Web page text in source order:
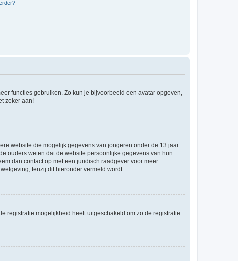
functies gebruiken. Zo kun je bijvoorbeeld een avatar opgeven,
zeker aan!
website die mogelijk gegevens van jongeren onder de 13 jaar
ouders weten dat de website persoonlijke gegevens van hun
dan contact op met een juridisch raadgever voor meer
tenzij dit hieronder vermeld wordt.
registratie mogelijkheid heeft uitgeschakeld om zo de registratie